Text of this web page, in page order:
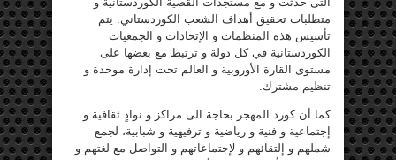
متطلبات تحقيق أهداف الشعب الكوردستاني. يتم
تأسيس هذه المنظمات و الإتحادات و الجمعيات
الكوردستانية في كل دولة و ترتبط مع بعضها على
مستوى القارة الأوروبية و العالم تحت إدارة موحدة و
تنظيم مشترك.
كما أن كورد المهجر بحاجة الى مراكز و نوادٍ ثقافية و
إجتماعية و فنية و رياضية و ترفيهية و شبابية، لجمع
شملهم و إلتقائهم و لإجتماعاتهم و التواصل مع لغتهم و